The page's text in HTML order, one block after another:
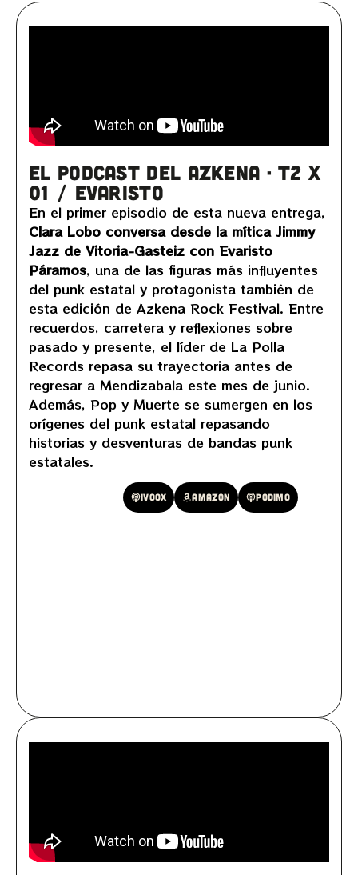
EL PODCAST DEL AZKENA · T2 x
01 / EVARISTO
En el primer episodio de esta nueva entrega,
Clara Lobo conversa desde la mítica Jimmy
Jazz de Vitoria-Gasteiz con Evaristo
Páramos, una de las figuras más influyentes
del punk estatal y protagonista también de
esta edición de Azkena Rock Festival. Entre
recuerdos, carretera y reflexiones sobre
pasado y presente, el líder de La Polla
Records repasa su trayectoria antes de
regresar a Mendizabala este mes de junio.
Además, Pop y Muerte se sumergen en los
orígenes del punk estatal repasando
historias y desventuras de bandas punk
estatales.
Ivoox Amazon Podimo